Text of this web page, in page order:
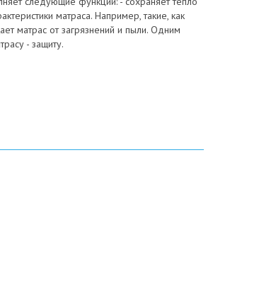
матраса. Например, такие, как
матрас от загрязнений и пыли. Одним
- защиту.